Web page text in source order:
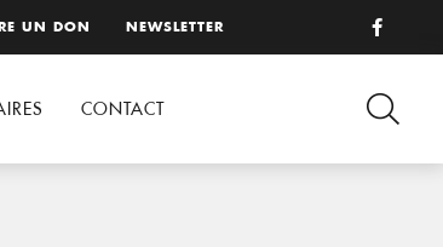
UN DON NEWSLETTER
CONTACT